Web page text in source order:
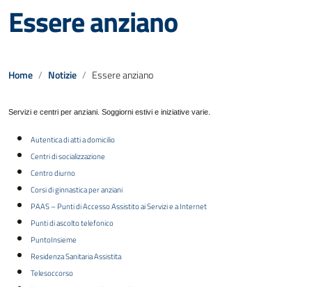
Essere anziano
Home Notizie Essere anziano
Servizi e centri per anziani. Soggiorni estivi e iniziative varie.
Autentica di atti a domicilio
Centri di socializzazione
Centro diurno
Corsi di ginnastica per anziani
PAAS – Punti di Accesso Assistito ai Servizi e a Internet
Punti di ascolto telefonico
PuntoInsieme
Residenza Sanitaria Assistita
Telesoccorso